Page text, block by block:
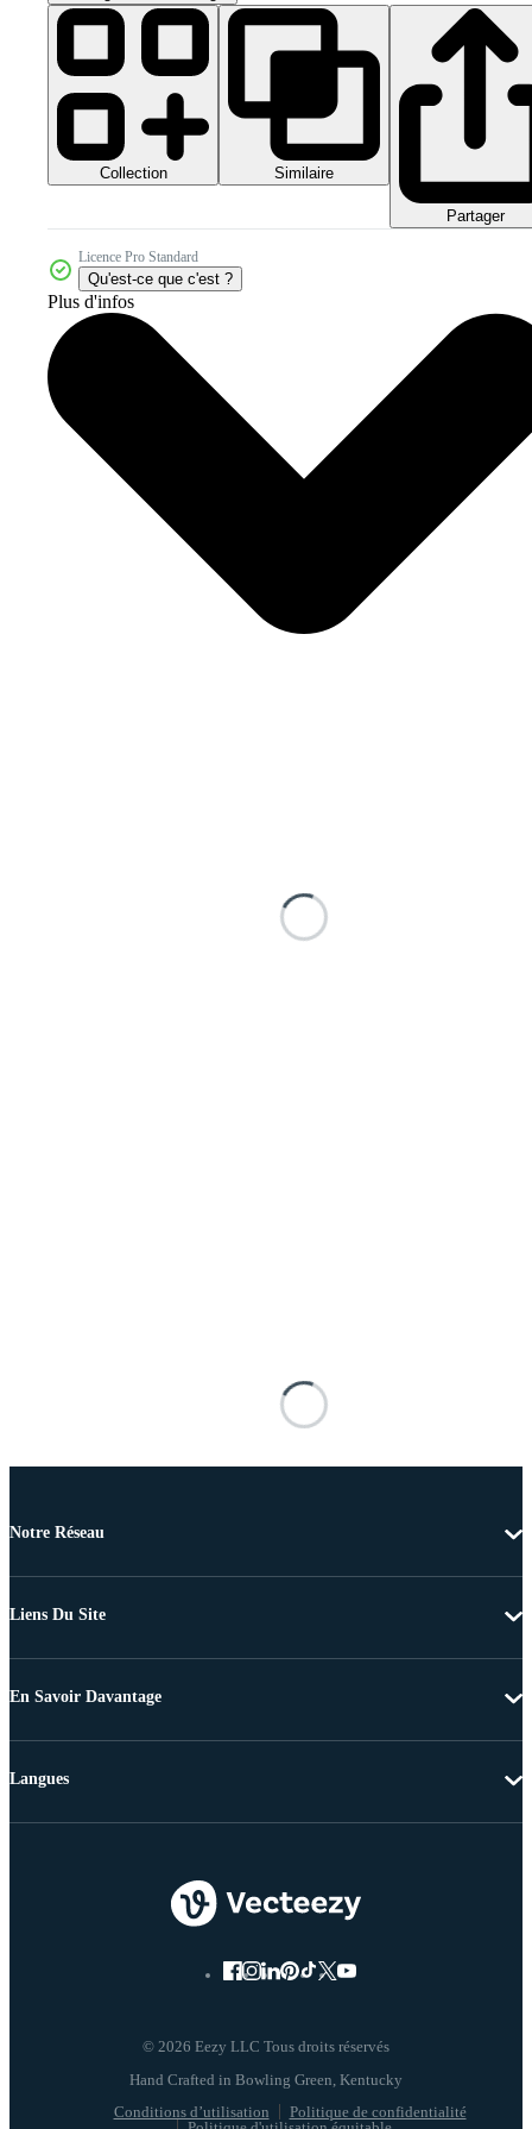
Collection Similaire
Partager
Licence Pro Standard
Qu'est-ce que c'est ?
Plus d'infos
Notre Réseau
Liens Du Site
En Savoir Davantage
© 2026 Eezy LLC Tous droits réservés
Conditions d’utilisation
Politique de confidentialité
Langues